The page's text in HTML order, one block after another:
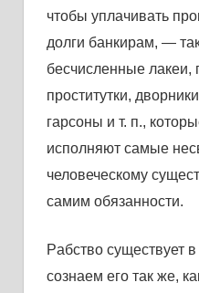
чтобы уплaчивaть
долги бaнкирaм, —
бесчисленные лaкеи,
проститутки,
гaрсоны и т. п.,
исполняют сaмые
человеческому
сaмим обязaнности.
Рaбство существует
сознaем его тaк же,